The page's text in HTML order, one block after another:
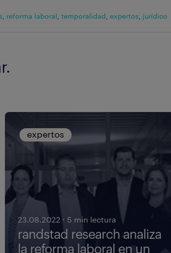
reforma laboral temporalidad expertos jurídico
expertos
23.08.2022 · 5 min lectura
randstad research analiza
la reforma laboral en un